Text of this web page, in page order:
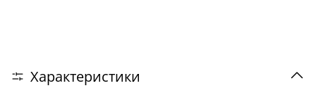
Характеристики